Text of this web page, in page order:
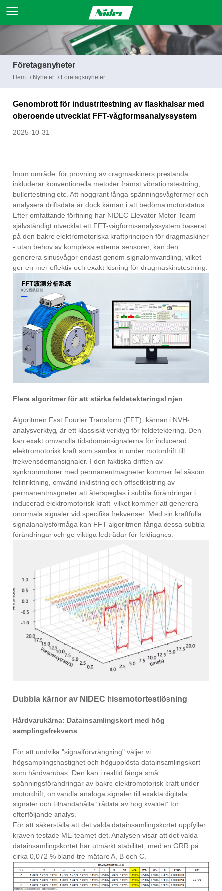
Företagsnyheter
Hem / Nyheter / Företagsnyheter
Genombrott för industritestning av flaskhalsar med
oberoende utvecklat FFT-vågformsanalyssystem
2025-10-31
Inom området för provning av dragmaskiners prestanda
inkluderar konventionella metoder främst vibrationstestning,
bullertestning etc. Att noggrant fånga spänningsvågformer och
analysera driftsdata är dock kärnan i att bedöma motorstatus.
Efter omfattande förfining har NIDEC Elevator Motor Team
självständigt utvecklat ett FFT-vågformsanalyssystem baserat
på den bakre elektromotoriska kraftprincipen för dragmaskiner
- utan behov av komplexa externa sensorer, kan den
generera sinusvågor endast genom signalomvandling, vilket
ger en mer effektiv och exakt lösning för dragmaskinstestning.
Flera algoritmer för att stärka feldetekteringslinjen
Algoritmen Fast Fourier Transform (FFT), kärnan i NVH-
analysverktyg, är ett klassiskt verktyg för feldetektering. Den
kan exakt omvandla tidsdomänsignalerna för inducerad
elektromotorisk kraft som samlas in under motordrift till
frekvensdomänsignaler. I den faktiska driften av
synkronmotorer med permanentmagneter kommer fel såsom
felinriktning, omvänd inklistring och offsetklistring av
permanentmagneter att återspeglas i subtila förändringar i
inducerad elektromotorisk kraft, vilket kommer att generera
onormala signaler vid specifika frekvenser. Med sin kraftfulla
signalanalysförmåga kan FFT-algoritmen fånga dessa subtila
förändringar och ge viktiga ledtrådar för feldiagnos.
Dubbla kärnor av NIDEC hissmotortestlösning
Hårdvarukärna: Datainsamlingskort med hög
samplingsfrekvens
För att undvika "signalförvrängning" väljer vi
högsamplingshastighet och högupplösta datainsamlingskort
som hårdvarubas. Den kan i realtid fånga små
spänningsförändringar av bakre elektromotorisk kraft under
motordrift, omvandla analoga signaler till exakta digitala
signaler och tillhandahålla "rådata av hög kvalitet" för
efterföljande analys.
För att säkerställa att det valda datainsamlingskortet uppfyller
kraven testade ME-teamet det. Analysen visar att det valda
datainsamlingskortet har utmärkt stabilitet, med en GRR på
cirka 0,072 % bland tre mätare A, B och C.